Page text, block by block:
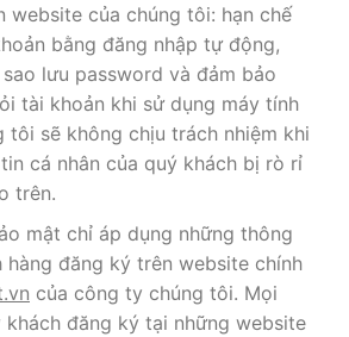
website của chúng tôi: hạn chế
bằng đăng nhập tự động,
lưu password và đảm bảo
tài khoản khi sử dụng máy tính
tôi sẽ không chịu trách nhiệm khi
cá nhân của quý khách bị rò rỉ
trên.
mật chỉ áp dụng những thông
hàng đăng ký trên website chính
của công ty chúng tôi. Mọi
đăng ký tại những website